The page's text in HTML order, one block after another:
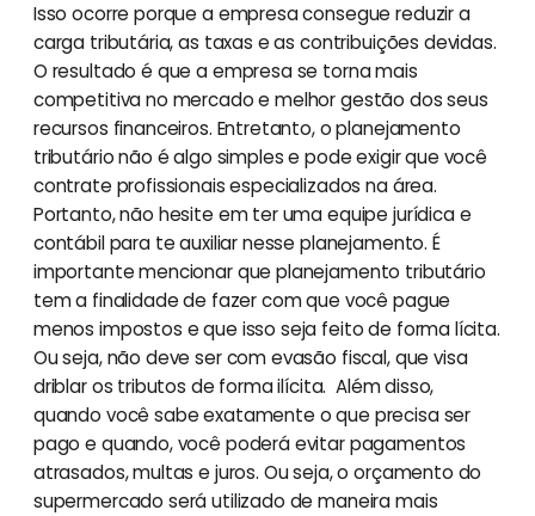
Isso ocorre porque a empresa consegue reduzir a
carga tributária, as taxas e as contribuições devidas.
O resultado é que a empresa se torna mais
competitiva no mercado e melhor gestão dos seus
recursos financeiros. Entretanto, o planejamento
tributário não é algo simples e pode exigir que você
contrate profissionais especializados na área.
Portanto, não hesite em ter uma equipe jurídica e
contábil para te auxiliar nesse planejamento. É
importante mencionar que planejamento tributário
tem a finalidade de fazer com que você pague
menos impostos e que isso seja feito de forma lícita.
Ou seja, não deve ser com evasão fiscal, que visa
driblar os tributos de forma ilícita. Além disso,
quando você sabe exatamente o que precisa ser
pago e quando, você poderá evitar pagamentos
atrasados, multas e juros. Ou seja, o orçamento do
supermercado será utilizado de maneira mais